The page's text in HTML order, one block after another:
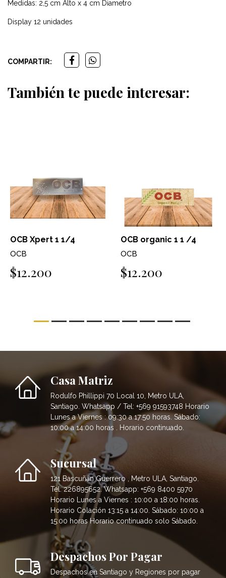
Medidas: 2,5 cm Alto x 4 cm Diametro
Display 12 unidades
COMPARTIR:
También te puede interesar:
OCB Xpert 1 1/4
OCB
$12.200
OCB organic 1 1 /4
OCB
$12.200
Casa Matriz
Rodulfo Phillippi 70 Local 10, Metro ULA,
Santiago. Whatsapp / Tel: +569 91593748 Horario
Lunes a Viernes : 09:30 a 17:50 horas. Sábado:
10:00 a 14:00 horas . Horario continuado.
Sucursal
121 Bascuñán Guerrero , Metro ULA, Santiago.
Tel: 226895652. Whatsapp: +569 8400 5970
Horario Lunes a Viernes : 10:00 a 18:00 horas.
Horario Colación 13:15 a 14:00. Sábado: 10:00 a
15:00 horas Horario continuado solo Sábado.
Despachos Por Pagar
Despachos en Santiago y Regiones por pagar